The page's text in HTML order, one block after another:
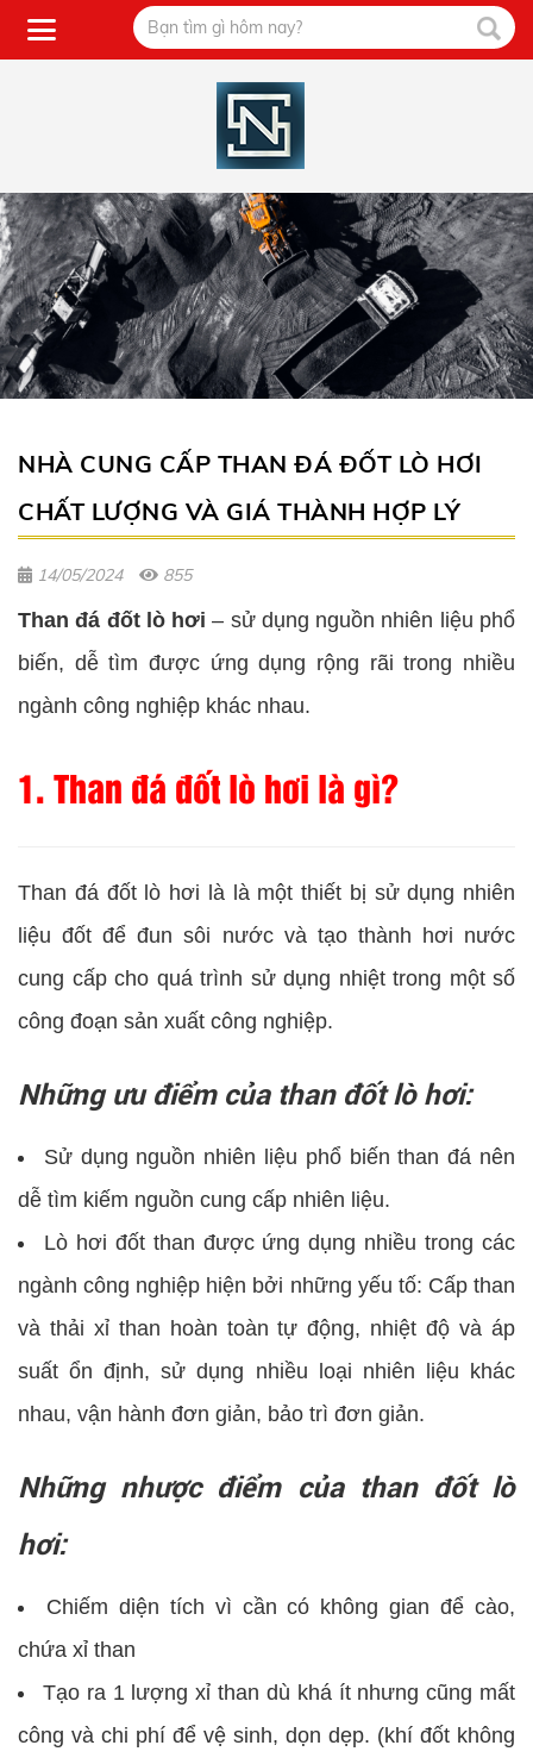
NHÀ CUNG CẤP THAN ĐÁ ĐỐT LÒ HƠI
CHẤT LƯỢNG VÀ GIÁ THÀNH HỢP LÝ
14/05/2024 855
Than đá đốt lò hơi – sử dụng nguồn nhiên liệu phổ
biến, dễ tìm được ứng dụng rộng rãi trong nhiều
ngành công nghiệp khác nhau.
1. Than đá đốt lò hơi là gì?
Than đá đốt lò hơi là là một thiết bị sử dụng nhiên
liệu đốt để đun sôi nước và tạo thành hơi nước
cung cấp cho quá trình sử dụng nhiệt trong một số
công đoạn sản xuất công nghiệp.
Những ưu điểm của than đốt lò hơi:
Sử dụng nguồn nhiên liệu phổ biến than đá nên
dễ tìm kiếm nguồn cung cấp nhiên liệu.
Lò hơi đốt than được ứng dụng nhiều trong các
ngành công nghiệp hiện bởi những yếu tố: Cấp than
và thải xỉ than hoàn toàn tự động, nhiệt độ và áp
suất ổn định, sử dụng nhiều loại nhiên liệu khác
nhau, vận hành đơn giản, bảo trì đơn giản.
Những nhược điểm của than đốt lò
hơi:
Chiếm diện tích vì cần có không gian để cào,
chứa xỉ than
Tạo ra 1 lượng xỉ than dù khá ít nhưng cũng mất
công và chi phí để vệ sinh, dọn dẹp. (khí đốt không